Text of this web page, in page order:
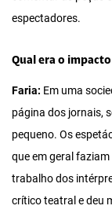
espectadores.
Qual era o
Faria: Em uma
página dos jornais,
pequeno. Os
que em geral
trabalho dos
crítico teatral e deu